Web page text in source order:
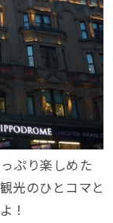
ぷり楽しめた
光のひとコマと
！